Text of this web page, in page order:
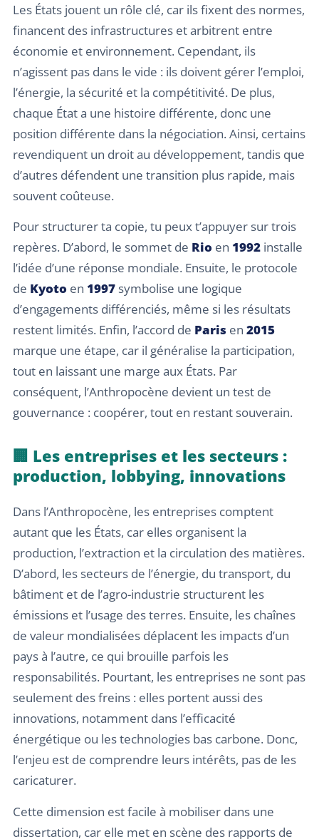
Les États jouent un rôle clé, car ils fixent des normes,
financent des infrastructures et arbitrent entre
économie et environnement. Cependant, ils
n’agissent pas dans le vide : ils doivent gérer l’emploi,
l’énergie, la sécurité et la compétitivité. De plus,
chaque État a une histoire différente, donc une
position différente dans la négociation. Ainsi, certains
revendiquent un droit au développement, tandis que
d’autres défendent une transition plus rapide, mais
souvent coûteuse.
Pour structurer ta copie, tu peux t’appuyer sur trois
repères. D’abord, le sommet de Rio en 1992 installe
l’idée d’une réponse mondiale. Ensuite, le protocole
de Kyoto en 1997 symbolise une logique
d’engagements différenciés, même si les résultats
restent limités. Enfin, l’accord de Paris en 2015
marque une étape, car il généralise la participation,
tout en laissant une marge aux États. Par
conséquent, l’Anthropocène devient un test de
gouvernance : coopérer, tout en restant souverain.
🏢 Les entreprises et les secteurs :
production, lobbying, innovations
Dans l’Anthropocène, les entreprises comptent
autant que les États, car elles organisent la
production, l’extraction et la circulation des matières.
D’abord, les secteurs de l’énergie, du transport, du
bâtiment et de l’agro-industrie structurent les
émissions et l’usage des terres. Ensuite, les chaînes
de valeur mondialisées déplacent les impacts d’un
pays à l’autre, ce qui brouille parfois les
responsabilités. Pourtant, les entreprises ne sont pas
seulement des freins : elles portent aussi des
innovations, notamment dans l’efficacité
énergétique ou les technologies bas carbone. Donc,
l’enjeu est de comprendre leurs intérêts, pas de les
caricaturer.
Cette dimension est facile à mobiliser dans une
dissertation, car elle met en scène des rapports de